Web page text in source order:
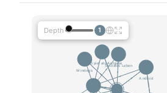
Depth 1